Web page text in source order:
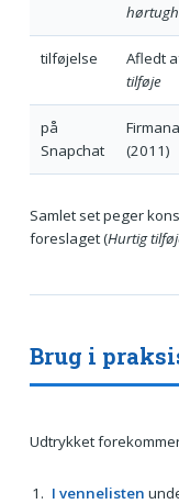
hørtugh
tilføjelse Afledt
tilføje
på
Snapchat
(2011)
Samlet set peger
foreslaget (Hurtig
Brug i
Udtrykket
I vennelisten